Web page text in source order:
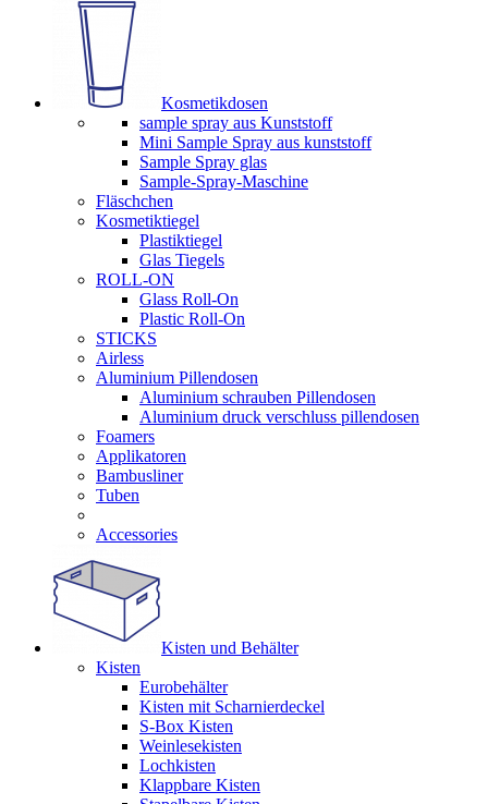
Kosmetikdosen
sample spray aus Kunststoff
Mini Sample Spray aus kunststoff
Sample Spray glas
Sample-Spray-Maschine
Fläschchen
Kosmetiktiegel
Plastiktiegel
Glas Tiegels
ROLL-ON
Glass Roll-On
Plastic Roll-On
STICKS
Airless
Aluminium Pillendosen
Aluminium schrauben Pillendosen
Aluminium druck verschluss pillendosen
Foamers
Applikatoren
Bambusliner
Tuben
Accessories
Kisten und Behälter
Kisten
Eurobehälter
Kisten mit Scharnierdeckel
S-Box Kisten
Weinlesekisten
Lochkisten
Klappbare Kisten